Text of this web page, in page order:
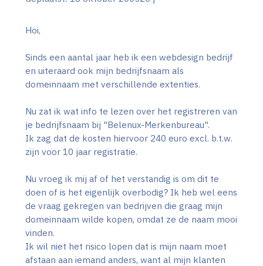
Hoi,
Sinds een aantal jaar heb ik een webdesign bedrijf
en uiteraard ook mijn bedrijfsnaam als
domeinnaam met verschillende extenties.
Nu zat ik wat info te lezen over het registreren van
je bedrijfsnaam bij "Belenux-Merkenbureau".
Ik zag dat de kosten hiervoor 240 euro excl. b.t.w.
zijn voor 10 jaar registratie.
Nu vroeg ik mij af of het verstandig is om dit te
doen of is het eigenlijk overbodig? Ik heb wel eens
de vraag gekregen van bedrijven die graag mijn
domeinnaam wilde kopen, omdat ze de naam mooi
vinden.
Ik wil niet het risico lopen dat is mijn naam moet
afstaan aan iemand anders, want al mijn klanten